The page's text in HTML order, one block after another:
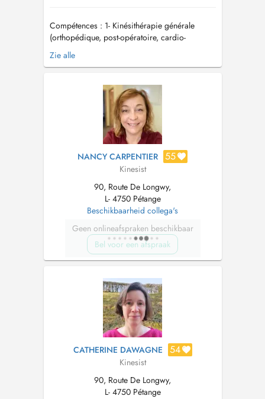
Compétences : 1- Kinésithérapie générale
(orthopédique, post-opératoire, cardio-
respiratoire, désencombrement bronchique du
nouveau-né, ...) 2- Kinésithérapie du sport 3-
mobilisations articulaires vertébrales et
périphériques * Te...
Zie alle
NANCY CARPENTIER 55
Kinesist
90, Route De Longwy,
L- 4750 Pétange
Beschikbaarheid collega's
Geen onlineafspraken beschikbaar
Bel voor een afspraak
CATHERINE DAWAGNE 54
Kinesist
90, Route De Longwy,
L- 4750 Pétange